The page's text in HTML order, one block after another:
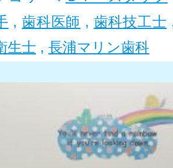
, 歯科医師 , 歯科技工士
生士 , 長浦マリン歯科